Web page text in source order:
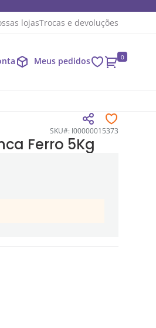
lojasTrocas e devoluções
Meus pedidos 0
SKU#: I00000015373
Ferro 5Kg